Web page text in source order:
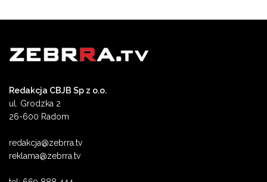
Redakcja CBJB Sp z o.o.
ul. Grodzka 2
26-600 Radom
redakcja@zebrra.tv
reklama@zebrra.tv